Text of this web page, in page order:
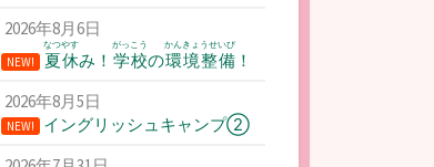
2026年8月6日
NEW! 夏休
なつやす
み！ 学校
がっこう
の環境整備
かんきょうせいび
！
2026年8月5日
NEW!
イングリッシュキャンプ②